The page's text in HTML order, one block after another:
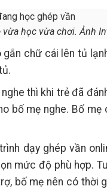
vừa học vừa chơi. Ảnh
chữ cái lên tủ
thì khi trẻ đã
bố mẹ nghe. Bố
dạy ghép vần
mức độ phù hợp.
bố mẹ nên có thời